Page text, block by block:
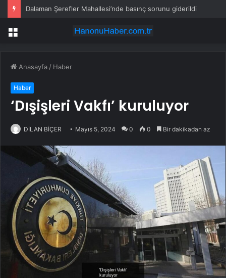
Dalaman Şerefler Mahallesi’nde basınç sorunu giderildi
Menü
Anasayfa / Haber
Haber
‘Dışişleri Vakfı’ kuruluyor
DİLAN BİÇER Mayıs 5, 2024 0 0 Bir dakikadan az